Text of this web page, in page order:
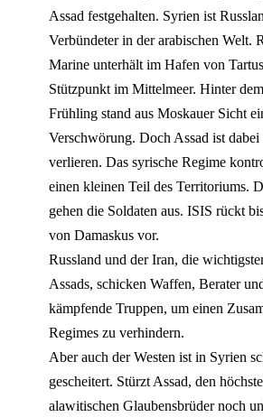
Assad festgehalten. Syrien ist
Verbündeter in der arabischen Welt.
Marine unterhält im Hafen von
Stützpunkt im Mittelmeer. Hinter
Frühling stand aus Moskauer Sicht
Verschwörung. Doch Assad ist
verlieren. Das syrische Regime
einen kleinen Teil des Territoriums.
gehen die Soldaten aus. ISIS rückt
von Damaskus vor.
Russland und der Iran, die
Assads, schicken Waffen, Berater
kämpfende Truppen, um einen
Regimes zu verhindern.
Aber auch der Westen ist in Syrien
gescheitert. Stürzt Assad, den
alawitischen Glaubensbrüder noch